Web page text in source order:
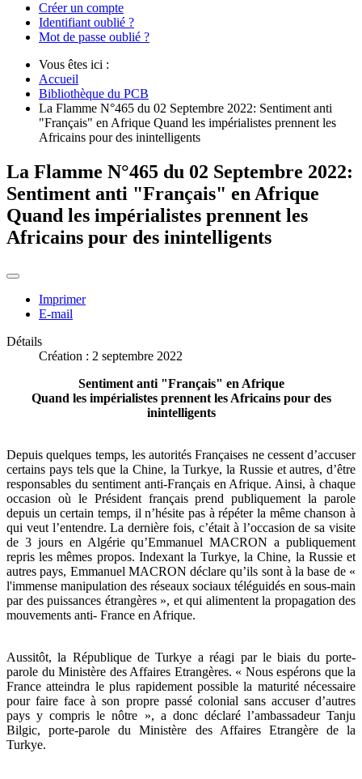
Créer un compte
Identifiant oublié ?
Mot de passe oublié ?
Vous êtes ici :
Accueil
Bibliothèque du PCB
La Flamme N°465 du 02 Septembre 2022: Sentiment anti
"Français" en Afrique Quand les impérialistes prennent les
Africains pour des inintelligents
La Flamme N°465 du 02 Septembre 2022:
Sentiment anti "Français" en Afrique
Quand les impérialistes prennent les
Africains pour des inintelligents
Imprimer
E-mail
Détails
Création : 2 septembre 2022
Sentiment anti "Français" en Afrique
Quand les impérialistes prennent les Africains pour des
inintelligents
Depuis quelques temps, les autorités Françaises ne cessent d’accuser
certains pays tels que la Chine, la Turkye, la Russie et autres, d’être
responsables du sentiment anti-Français en Afrique. Ainsi, à chaque
occasion où le Président français prend publiquement la parole
depuis un certain temps, il n’hésite pas à répéter la même chanson à
qui veut l’entendre. La dernière fois, c’était à l’occasion de sa visite
de 3 jours en Algérie qu’Emmanuel MACRON a publiquement
repris les mêmes propos. Indexant la Turkye, la Chine, la Russie et
autres pays, Emmanuel MACRON déclare qu’ils sont à la base de «
l'immense manipulation des réseaux sociaux téléguidés en sous-main
par des puissances étrangères », et qui alimentent la propagation des
mouvements anti- France en Afrique.
Aussitôt, la République de Turkye a réagi par le biais du porte-
parole du Ministère des Affaires Etrangères. « Nous espérons que la
France atteindra le plus rapidement possible la maturité nécessaire
pour faire face à son propre passé colonial sans accuser d’autres
pays y compris le nôtre », a donc déclaré l’ambassadeur Tanju
Bilgic, porte-parole du Ministère des Affaires Etrangère de la
Turkye.